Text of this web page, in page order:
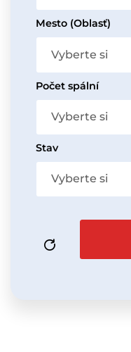
Mesto (Oblasť)
Vyberte si
Počet spální
Vyberte si
Stav
Vyberte si